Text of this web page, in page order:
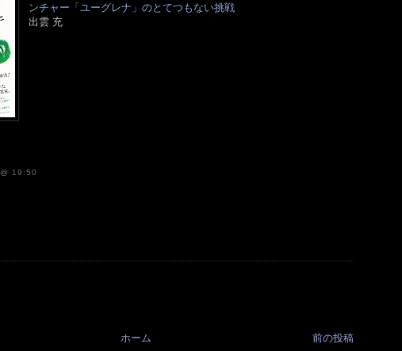
ンチャー「ユーグレナ」のとてつもない挑戦
出雲 充
@ 19:50
前の投稿
ホーム